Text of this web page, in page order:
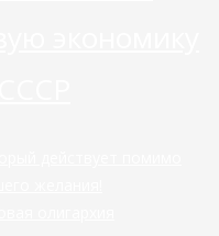
экономику
олигархия